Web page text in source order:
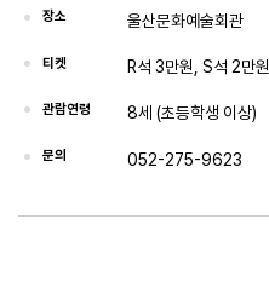
장소 울산문화예술회관
티켓 R석 3만원, S석 2만원
관람연령 8세 (초등학생 이상)
문의 052-275-9623